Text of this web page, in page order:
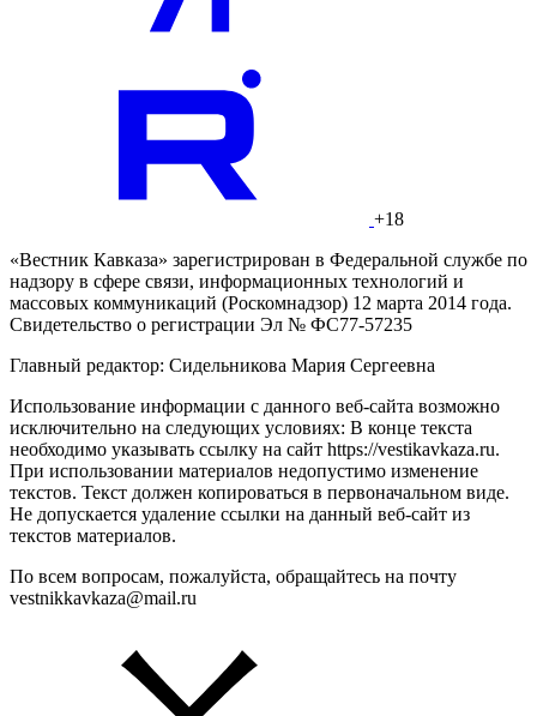
+18
«Вестник Кавказа» зарегистрирован в Федеральной службе по
надзору в сфере связи, информационных технологий и
массовых коммуникаций (Роскомнадзор) 12 марта 2014 года.
Свидетельство о регистрации Эл № ФС77-57235
Главный редактор: Сидельникова Мария Сергеевна
Использование информации с данного веб-сайта возможно
исключительно на следующих условиях: В конце текста
необходимо указывать ссылку на сайт https://vestikavkaza.ru.
При использовании материалов недопустимо изменение
текстов. Текст должен копироваться в первоначальном виде.
Не допускается удаление ссылки на данный веб-сайт из
текстов материалов.
По всем вопросам, пожалуйста, обращайтесь на почту
vestnikkavkaza@mail.ru